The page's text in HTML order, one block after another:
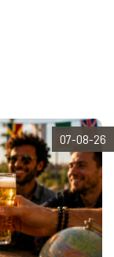
07-08-26